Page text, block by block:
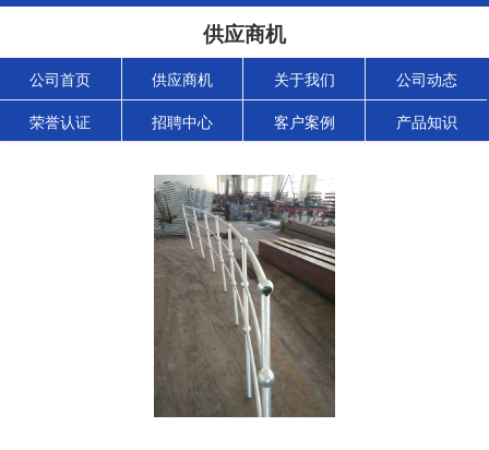
供应商机
公司首页 供应商机 关于我们 公司动态
荣誉认证 招聘中心 客户案例 产品知识